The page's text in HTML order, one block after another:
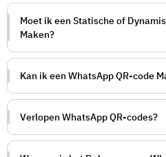
Moet ik een Statische of
Maken?
Kan ik een WhatsApp QR-code
Verlopen WhatsApp QR-codes?